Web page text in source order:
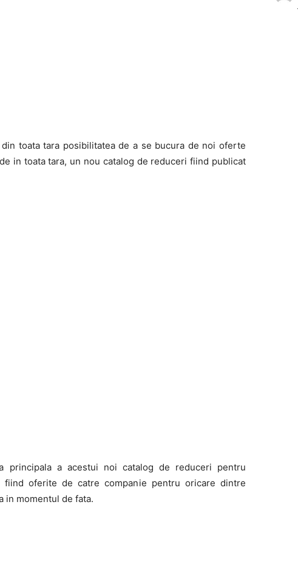
toata tara posibilitatea de a se bucura de noi oferte
in toata tara, un nou catalog de reduceri fiind publicat
principala a acestui noi catalog de reduceri pentru
fiind oferite de catre companie pentru oricare dintre
in momentul de fata.